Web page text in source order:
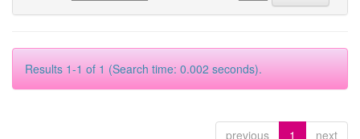
Results 1-1 of 1 (Search time: 0.002 seconds).
previous 1 next